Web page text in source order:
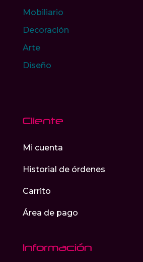
Mobiliario
Decoración
Arte
Diseño
Cliente
Mi cuenta
Historial de órdenes
Carrito
Área de pago
Información